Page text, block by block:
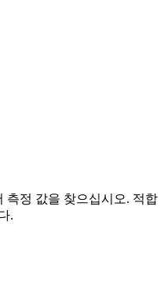
측정 값을 찾으십시오. 적합
.